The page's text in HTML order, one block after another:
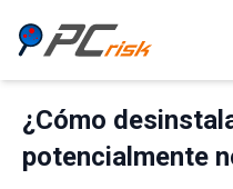
¿Cómo
potencialmente